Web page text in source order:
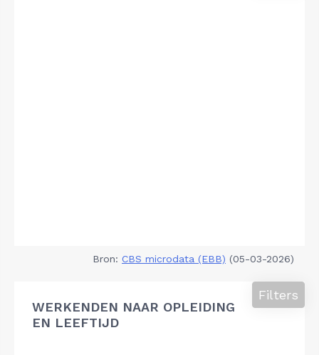
Bron: CBS microdata (EBB) (05-03-2026)
WERKENDEN NAAR OPLEIDING
EN LEEFTIJD
Filters